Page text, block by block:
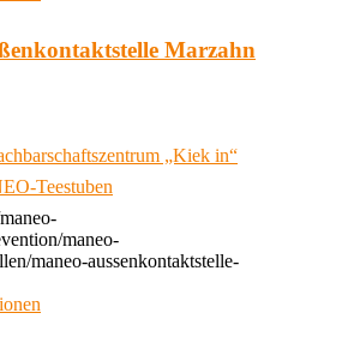
Marzahn
„Kiek in“
Teestuben
maneo-
maneo-aussenkontaktstelle-